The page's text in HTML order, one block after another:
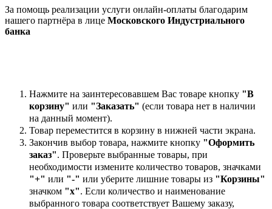
За помощь реализации услуги онлайн-оплаты благодарим
нашего партнёра в лице Московского Индустриального
банка
Нажмите на заинтересовавшем Вас товаре кнопку "В
корзину" или "Заказать" (если товара нет в наличии
на данный момент).
Товар переместится в корзину в нижней части экрана.
Закончив выбор товара, нажмите кнопку "Оформить
заказ". Проверьте выбранные товары, при
необходимости измените количество товаров, значками
"+" или "-" или уберите лишние товары из "Корзины"
значком "х". Если количество и наименование
выбранного товара соответствует Вашему заказу,